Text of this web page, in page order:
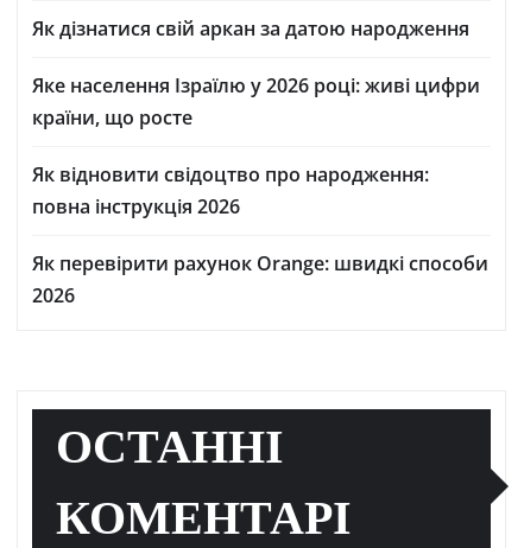
Як дізнатися свій аркан за датою народження
Яке населення Ізраїлю у 2026 році: живі цифри
країни, що росте
Як відновити свідоцтво про народження:
повна інструкція 2026
Як перевірити рахунок Orange: швидкі способи
2026
ОСТАННІ
КОМЕНТАРІ